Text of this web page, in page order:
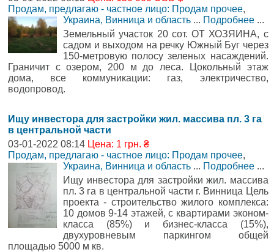
Продам, предлагаю - частное лицо: Продам прочее,
Украина, Винница и область ... Подробнее ...
Земельный участок 20 сот. ОТ ХОЗЯИНА, с
садом и выходом на речку Южный Буг через
150-метровую полосу зеленых насаждений.
Граничит с озером, 200 м до леса. Цокольный этаж
дома, все коммуникации: газ, электричество,
водопровод.
Ищу инвестора для застройки жил. массива пл. 3 га
в центральной части
03-01-2022 08:14 Цена: 1 грн. ₴
Продам, предлагаю - частное лицо: Продам прочее,
Украина, Винница и область ... Подробнее ...
Ищу инвестора для застройки жил. массива
пл. 3 га в центральной части г. Винница Цель
проекта - строительство жилого комплекса:
10 домов 9-14 этажей, с квартирами эконом-
класса (85%) и бизнес-класса (15%),
двухуровневым паркингом общей
площадью 5000 м кв.